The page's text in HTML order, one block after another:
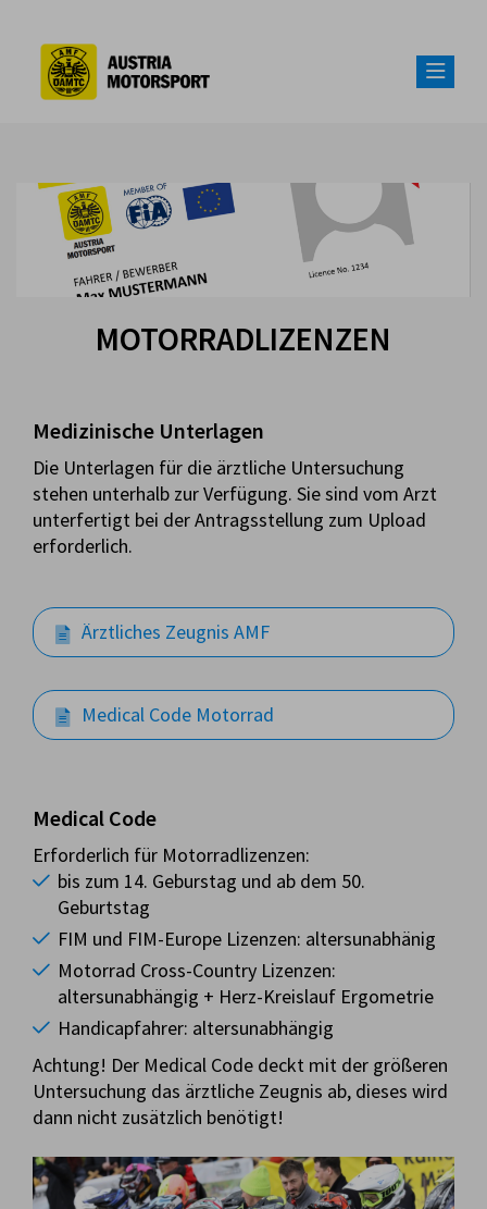
MOTORRADLIZENZEN
Medizinische Unterlagen
Die Unterlagen für die ärztliche Untersuchung
stehen unterhalb zur Verfügung. Sie sind vom Arzt
unterfertigt bei der Antragsstellung zum Upload
erforderlich.
Ärztliches Zeugnis AMF
Medical Code Motorrad
Medical Code
Erforderlich für Motorradlizenzen:
bis zum 14. Geburstag und ab dem 50.
Geburtstag
FIM und FIM-Europe Lizenzen: altersunabhänig
Motorrad Cross-Country Lizenzen:
altersunabhängig + Herz-Kreislauf Ergometrie
Handicapfahrer: altersunabhängig
Achtung! Der Medical Code deckt mit der größeren
Untersuchung das ärztliche Zeugnis ab, dieses wird
dann nicht zusätzlich benötigt!